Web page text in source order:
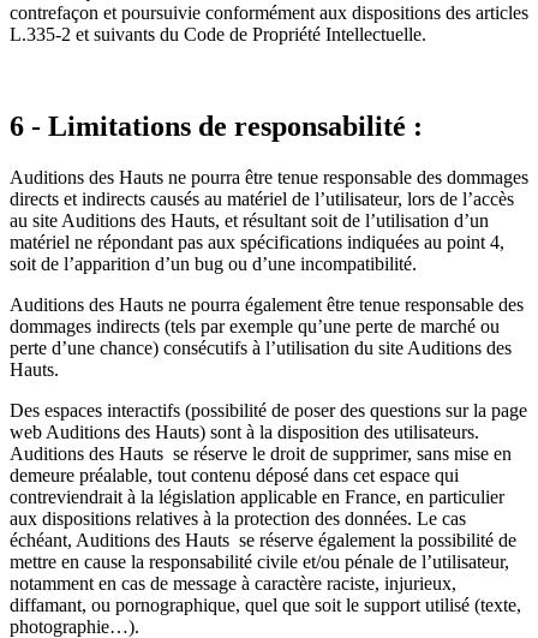
contrefaçon et poursuivie conformément aux dispositions des articles
L.335-2 et suivants du Code de Propriété Intellectuelle.
6 - Limitations de responsabilité :
Auditions des Hauts ne pourra être tenue responsable des dommages
directs et indirects causés au matériel de l’utilisateur, lors de l’accès
au site Auditions des Hauts, et résultant soit de l’utilisation d’un
matériel ne répondant pas aux spécifications indiquées au point 4,
soit de l’apparition d’un bug ou d’une incompatibilité.
Auditions des Hauts ne pourra également être tenue responsable des
dommages indirects (tels par exemple qu’une perte de marché ou
perte d’une chance) consécutifs à l’utilisation du site Auditions des
Hauts.
Des espaces interactifs (possibilité de poser des questions sur la page
web Auditions des Hauts) sont à la disposition des utilisateurs.
Auditions des Hauts se réserve le droit de supprimer, sans mise en
demeure préalable, tout contenu déposé dans cet espace qui
contreviendrait à la législation applicable en France, en particulier
aux dispositions relatives à la protection des données. Le cas
échéant, Auditions des Hauts se réserve également la possibilité de
mettre en cause la responsabilité civile et/ou pénale de l’utilisateur,
notamment en cas de message à caractère raciste, injurieux,
diffamant, ou pornographique, quel que soit le support utilisé (texte,
photographie…).